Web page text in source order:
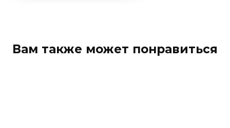
Вам также может понравиться